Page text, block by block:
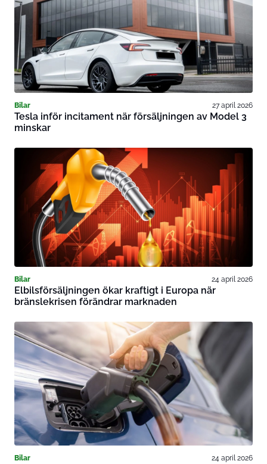
Bilar 27 april 2026
Tesla inför incitament när försäljningen av Model 3
minskar
Bilar 24 april 2026
Elbilsförsäljningen ökar kraftigt i Europa när
bränslekrisen förändrar marknaden
Bilar 24 april 2026